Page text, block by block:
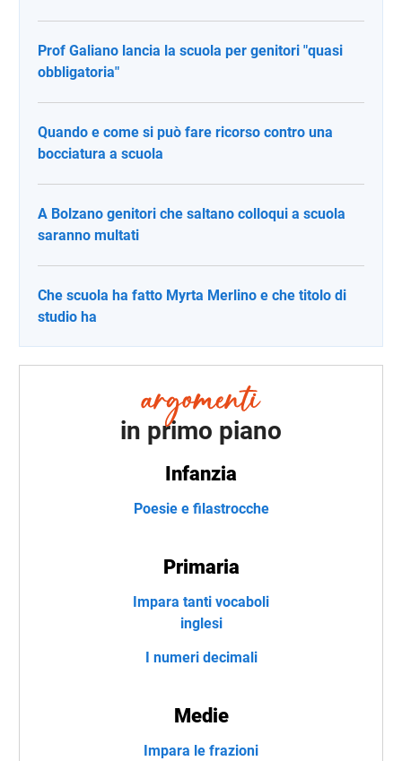
Prof Galiano lancia la scuola per genitori "quasi
obbligatoria"
Quando e come si può fare ricorso contro una
bocciatura a scuola
A Bolzano genitori che saltano colloqui a scuola
saranno multati
Che scuola ha fatto Myrta Merlino e che titolo di
studio ha
in primo piano
Infanzia
Poesie e filastrocche
Primaria
Impara tanti vocaboli
inglesi
I numeri decimali
Medie
Impara le frazioni